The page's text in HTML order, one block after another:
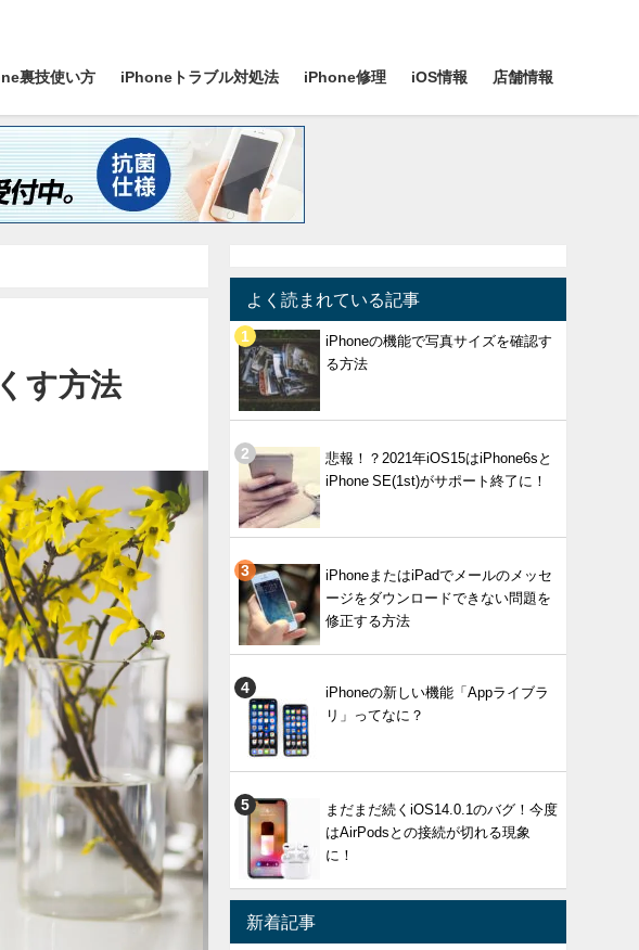
裏技使い方 iPhoneトラブル対処法 iPhone修理 iOS情報 店舗情報
す方法
よく読まれている記事
iPhoneの機能で写真サイズを確認す
る方法
悲報！？2021年iOS15はiPhone6sと
iPhone SE(1st)がサポート終了に！
iPhoneまたはiPadでメールのメッセ
ージをダウンロードできない問題を
修正する方法
iPhoneの新しい機能「Appライブラ
リ」ってなに？
まだまだ続くiOS14.0.1のバグ！今度
はAirPodsとの接続が切れる現象
に！
新着記事